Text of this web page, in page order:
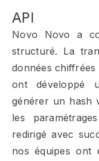
API
Novo Novo a
structuré. La
données chiffrées
ont développé
générer un hash
les
redirigé avec
nos équipes ont